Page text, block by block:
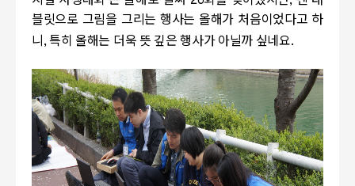
블릿으로 그림을 그리는 행사는 올해가 처음이었다고 하
니,특히 올해는 더욱 뜻 깊은 행사가 아닐까 싶네요.